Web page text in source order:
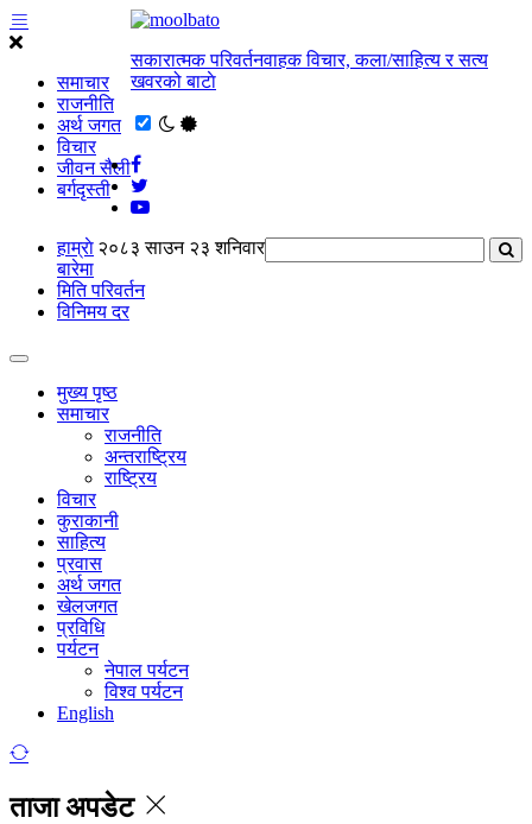
समाचार
राजनीति
अर्थ जगत
विचार
जीवन सैली
बर्गदृस्ती
सकारात्मक परिवर्तनवाहक विचार, कला/साहित्य र सत्य
खवरको बाटाे
२०८३ साउन २३ शनिवार
हाम्राे
बारेमा
मिति परिवर्तन
विनिमय दर
मुख्य पृष्ठ
समाचार
राजनीति
अन्तराष्ट्रिय
राष्ट्रिय
विचार
कुराकानी
साहित्य
प्रवास
अर्थ जगत
खेलजगत
प्रविधि
पर्यटन
नेपाल पर्यटन
विश्व पर्यटन
English
ताजा अपडेट